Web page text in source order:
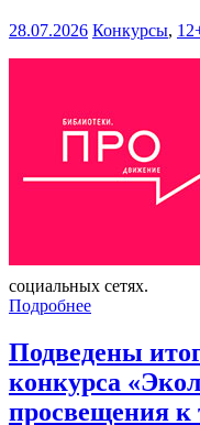
28.07.2026 Конкурсы,
социальных сетях.
Подробнее
Подведены
конкурса
просвещения к